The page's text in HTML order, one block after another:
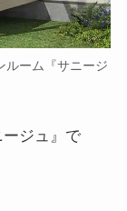
ルーム『サニージ
ジュ』で